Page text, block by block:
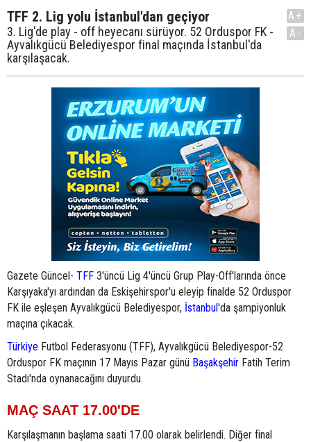
TFF 2. Lig yolu İstanbul'dan geçiyor
3. Lig'de play - off heyecanı sürüyor. 52 Orduspor FK -
Ayvalıkgücü Belediyespor final maçında İstanbul'da
karşılaşacak.
A+
A-
Gazete Güncel- TFF 3'üncü Lig 4'üncü Grup Play-Off'larında önce
Karşıyaka'yı ardından da Eskişehirspor'u eleyip finalde 52 Orduspor
FK ile eşleşen Ayvalıkgücü Belediyespor, İstanbul'da şampiyonluk
maçına çıkacak.
Türkiye Futbol Federasyonu (TFF), Ayvalıkgücü Belediyespor-52
Orduspor FK maçının 17 Mayıs Pazar günü Başakşehir Fatih Terim
Stadı'nda oynanacağını duyurdu.
MAÇ SAAT 17.00'DE
Karşılaşmanın başlama saati 17.00 olarak belirlendi. Diğer final